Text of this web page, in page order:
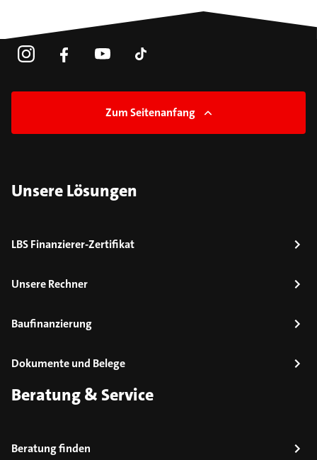
Zum Seitenanfang
Unsere Lösungen
LBS Finanzierer-Zertifikat
Unsere Rechner
Baufinanzierung
Dokumente und Belege
Beratung & Service
Beratung finden